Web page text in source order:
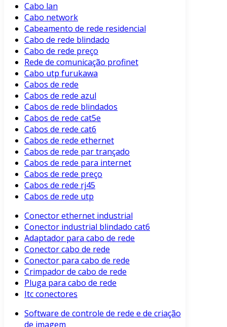
Cabo lan
Cabo network
Cabeamento de rede residencial
Cabo de rede blindado
Cabo de rede preço
Rede de comunicação profinet
Cabo utp furukawa
Cabos de rede
Cabos de rede azul
Cabos de rede blindados
Cabos de rede cat5e
Cabos de rede cat6
Cabos de rede ethernet
Cabos de rede par trançado
Cabos de rede para internet
Cabos de rede preço
Cabos de rede rj45
Cabos de rede utp
Conector ethernet industrial
Conector industrial blindado cat6
Adaptador para cabo de rede
Conector cabo de rede
Conector para cabo de rede
Crimpador de cabo de rede
Pluga para cabo de rede
Itc conectores
Software de controle de rede e de criação
de imagem